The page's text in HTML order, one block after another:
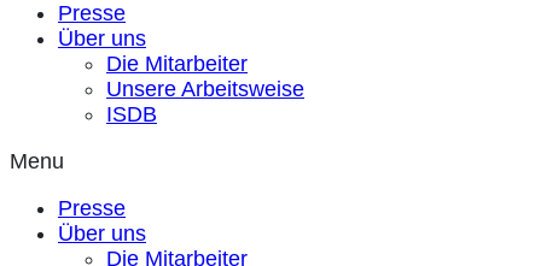
Presse
Über uns
Die Mitarbeiter
Unsere Arbeitsweise
ISDB
Menu
Presse
Über uns
Die Mitarbeiter